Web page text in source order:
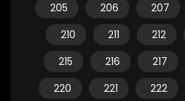
205
206 207
210
211 212
215
216 217
220
221 222